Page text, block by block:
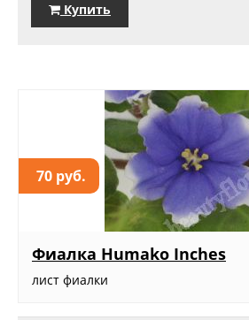
Купить
70 руб.
Фиалка Humako Inches
лист фиалки